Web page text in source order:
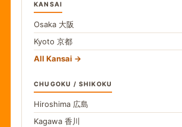
KANSAI
Osaka 大阪
Kyoto 京都
All Kansai
CHUGOKU / SHIKOKU
Hiroshima 広島
Kagawa 香川